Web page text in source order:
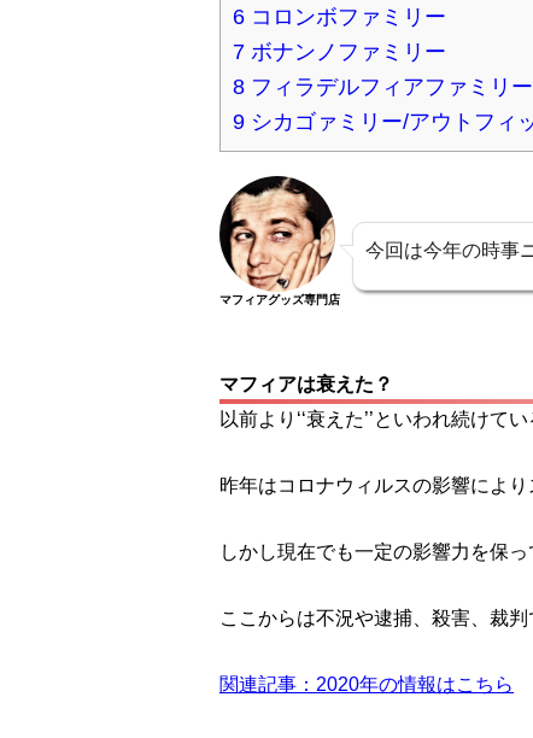
6 コロンボファミリー
7 ボナンノファミリー
8 フィラデルフィアファミリー
9 シカゴァミリー/アウトフィ
マフィアグッズ専門店
今回は今年の時事
マフィアは衰えた？
以前より‘‘衰えた’’といわれ続けて
昨年はコロナウィルスの影響によ
しかし現在でも一定の影響力を保
ここからは不況や逮捕、殺害、裁
関連記事：2020年の情報はこちら